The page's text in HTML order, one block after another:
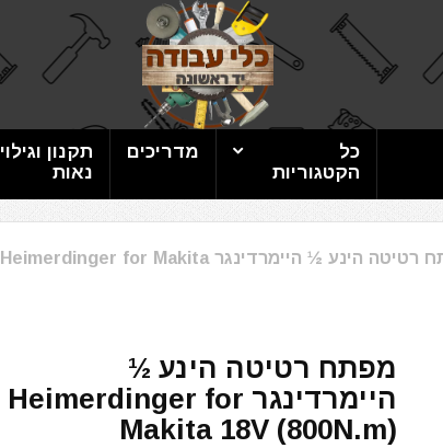
כל
הקטגוריות
מדריכים
תקנון וגילוי
נאות
מפתח רטיטה הינע ½ היימרדינגר Heimerdinger for Makita
מפתח רטיטה הינע ½
היימרדינגר Heimerdinger for
Makita 18V (800N.m)